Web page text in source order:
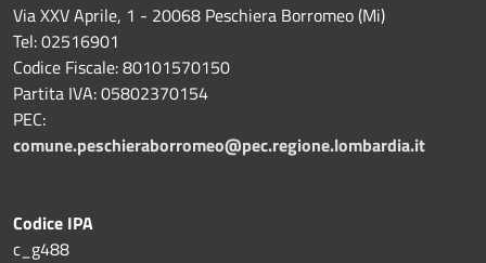
Via XXV Aprile, 1 - 20068 Peschiera Borromeo (Mi)
Tel: 02516901
Codice Fiscale: 80101570150
Partita IVA: 05802370154
PEC:
comune.peschieraborromeo@pec.regione.lombardia.it
Codice IPA
c_g488